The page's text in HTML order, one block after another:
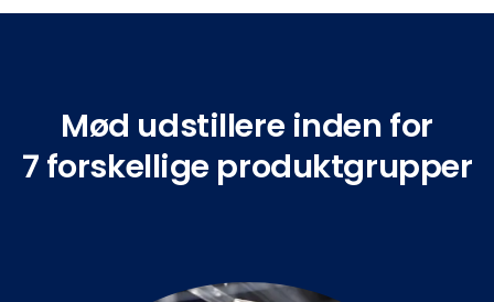
Mød udstillere inden for
7 forskellige produktgrupper